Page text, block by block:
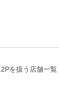
を扱う店舗一覧